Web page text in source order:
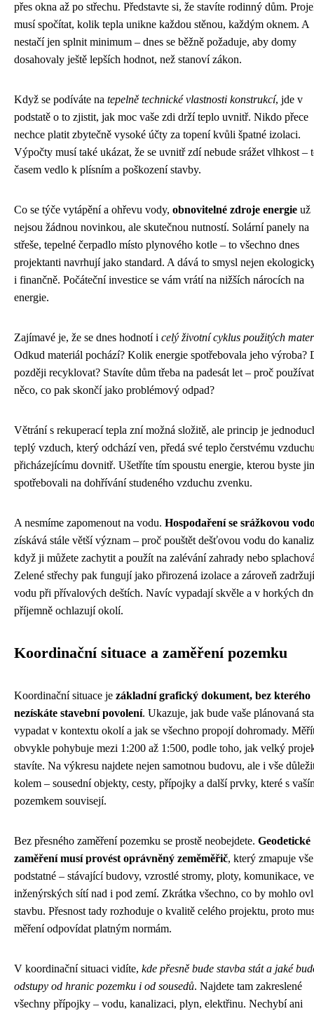
přes okna až po střechu. Představte si, že stavíte rodinný dům.
musí spočítat, kolik tepla unikne každou stěnou, každým oknem. A
nestačí jen splnit minimum – dnes se běžně požaduje, aby domy
dosahovaly ještě lepších hodnot, než stanoví zákon.
Když se podíváte na tepelně technické vlastnosti konstrukcí, jde v
podstatě o to zjistit, jak moc vaše zdi drží teplo uvnitř. Nikdo přece
nechce platit zbytečně vysoké účty za topení kvůli špatné izolaci.
Výpočty musí také ukázat, že se uvnitř zdí nebude srážet vlhkost –
časem vedlo k plísním a poškození stavby.
Co se týče vytápění a ohřevu vody, obnovitelné zdroje energie už
nejsou žádnou novinkou, ale skutečnou nutností. Solární panely na
střeše, tepelné čerpadlo místo plynového kotle – to všechno dnes
projektanti navrhují jako standard. A dává to smysl nejen
i finančně. Počáteční investice se vám vrátí na nižších nárocích na
energie.
Zajímavé je, že se dnes hodnotí i celý životní cyklus použitých
Odkud materiál pochází? Kolik energie spotřebovala jeho výroba?
později recyklovat? Stavíte dům třeba na padesát let – proč používat
něco, co pak skončí jako problémový odpad?
Větrání s rekuperací tepla zní možná složitě, ale princip je
teplý vzduch, který odchází ven, předá své teplo čerstvému
přicházejícímu dovnitř. Ušetříte tím spoustu energie, kterou byste
spotřebovali na dohřívání studeného vzduchu zvenku.
A nesmíme zapomenout na vodu. Hospodaření se srážkovou
získává stále větší význam – proč pouštět dešťovou vodu do
když ji můžete zachytit a použít na zalévání zahrady nebo
Zelené střechy pak fungují jako přirozená izolace a zároveň zadržují
vodu při přívalových deštích. Navíc vypadají skvěle a v horkých
příjemně ochlazují okolí.
Koordinační situace a zaměření pozemku
Koordinační situace je základní grafický dokument, bez kterého
nezískáte stavební povolení. Ukazuje, jak bude vaše plánovaná
vypadat v kontextu okolí a jak se všechno propojí dohromady.
obvykle pohybuje mezi 1:200 až 1:500, podle toho, jak velký
stavíte. Na výkresu najdete nejen samotnou budovu, ale i vše
kolem – sousední objekty, cesty, přípojky a další prvky, které s
pozemkem souvisejí.
Bez přesného zaměření pozemku se prostě neobejdete. Geodetické
zaměření musí provést oprávněný zeměměřič, který zmapuje vše
podstatné – stávající budovy, vzrostlé stromy, ploty, komunikace,
inženýrských sítí nad i pod zemí. Zkrátka všechno, co by mohlo
stavbu. Přesnost tady rozhoduje o kvalitě celého projektu, proto
měření odpovídat platným normám.
V koordinační situaci vidíte, kde přesně bude stavba stát a jaké
odstupy od hranic pozemku i od sousedů. Najdete tam zakreslené
všechny přípojky – vodu, kanalizaci, plyn, elektřinu. Nechybí ani